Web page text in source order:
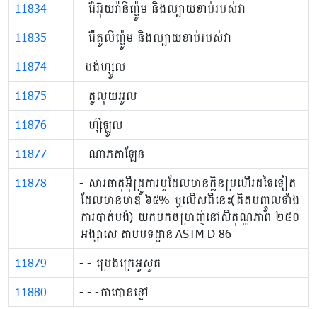
11834 - រែ់អ៊ុយរ៉ានីញ៉ូម និងល្បាយខាប់របស់វា
11835 - រ៉ែតូលីញ៉ូម និងល្បាយខាប់របស់វា
11874 -បង់ហ្សូល
11875 - តូលុយអូល
11876 - ហ្សីឡូល
11877 - ណាភតាឡែន
11878
- សារធាតុអ៊ីដ្រូការបួដែលមានក្លិនប្រហើរដទៃទៀត
ដែលមានមាឌ ៦៥% ឬលើសពីនេះ(គិតបញ្ចូលទាំង
ការបាត់បង់) យកមកចម្រាញ់នៅសីតុណ្ហភាព ២៥០
អង្សាសេ តាមបទដ្ឋាន ASTM D 86
11879 - - ប្រេងក្រេអូសូត
11880 - - -កាបោនខ្មៅ